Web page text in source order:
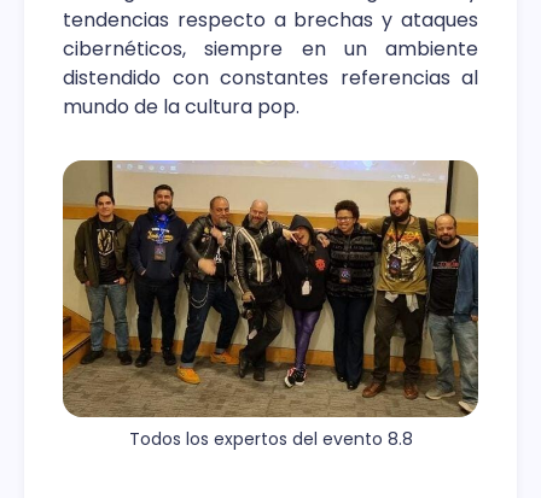
tendencias respecto a brechas y ataques
cibernéticos, siempre en un ambiente
distendido con constantes referencias al
mundo de la cultura pop.
Todos los expertos del evento 8.8